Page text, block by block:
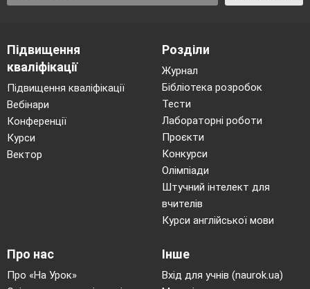
Підвищення
кваліфікації
Підвищення кваліфікації
Вебінари
Конференції
Курси
Вектор
Розділи
Журнал
Бібліотека розробок
Тести
Лабораторні роботи
Проєкти
Конкурси
Олімпіади
Штучний інтелект для
вчителів
Курси англійської мови
Про нас
Про «На Урок»
Інше
Вхід для учнів (naurok.ua)